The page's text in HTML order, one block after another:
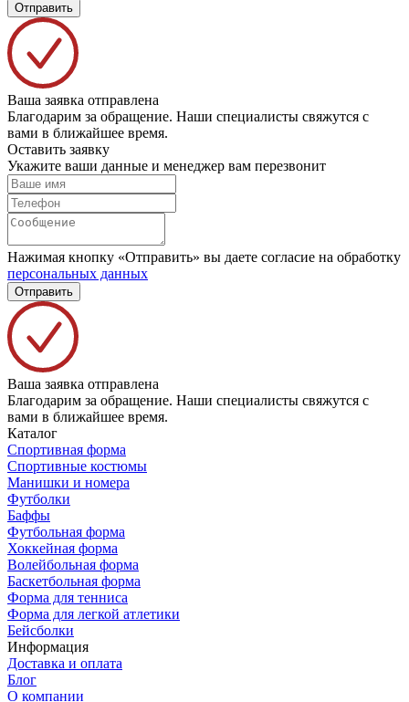
Отправить
Ваша заявка отправлена
Благодарим за обращение. Наши специалисты свяжутся с
вами в ближайшее время.
Оставить заявку
Укажите ваши данные и менеджер вам перезвонит
Нажимая кнопку «Отправить» вы даете согласие на обработку
персональных данных
Отправить
Ваша заявка отправлена
Благодарим за обращение. Наши специалисты свяжутся с
вами в ближайшее время.
Каталог
Спортивная форма
Спортивные костюмы
Манишки и номера
Футболки
Баффы
Футбольная форма
Хоккейная форма
Волейбольная форма
Баскетбольная форма
Форма для тенниса
Форма для легкой атлетики
Бейсболки
Информация
Доставка и оплата
Блог
О компании